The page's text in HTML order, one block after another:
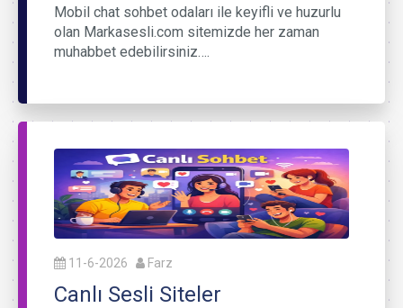
Mobil chat sohbet odaları ile keyifli ve huzurlu
olan Markasesli.com sitemizde her zaman
muhabbet edebilirsiniz….
11-6-2026 Farz
Canlı Sesli Siteler